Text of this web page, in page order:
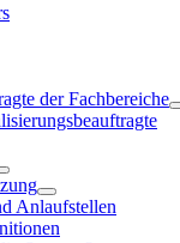
der Fachbereiche
Anlaufstellen